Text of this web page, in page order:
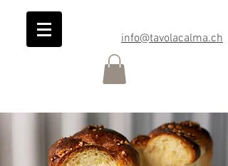
info@tavolacalma.ch